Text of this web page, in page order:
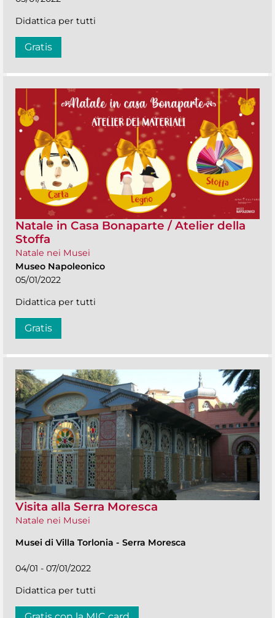
Didattica per tutti
Gratis
Natale in Casa Bonaparte / Atelier della
Stoffa
Natale nei Musei
Museo Napoleonico
05/01/2022
Didattica per tutti
Gratis
Visita alla Serra Moresca
Natale nei Musei
Musei di Villa Torlonia - Serra Moresca
04/01 - 07/01/2022
Didattica per tutti